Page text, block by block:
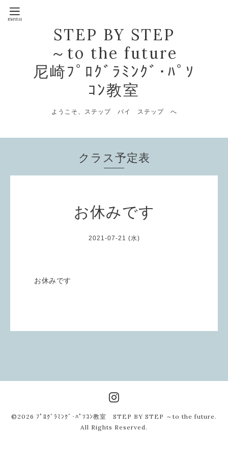
STEP BY STEP
～to the future
尼崎ﾌﾟﾛｸﾞﾗﾐﾝｸﾞ･ﾊﾟｿ
ｺﾝ教室
ようこそ、ステップ バイ ステップ へ
クラス予定表
お休みです
2021-07-21 (水)
お休みです
©2026 ﾌﾟﾛｸﾞﾗﾐﾝｸﾞ･ﾊﾟｿｺﾝ教室 STEP BY STEP ～to the future.
All Rights Reserved.